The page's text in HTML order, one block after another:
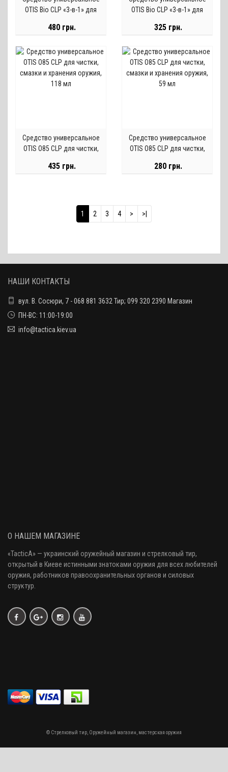
OTIS Bio CLP «3-в-1» для
оружия, 118 мл
480 грн.
OTIS Bio CLP «3-в-1» для
оружия, 59 мл
325 грн.
Средство универсальное
OTIS O85 CLP для чистки,
118 мл
435 грн.
Средство универсальное
OTIS O85 CLP для чистки,
59 мл
280 грн.
1 2 3 4 > >|
НАШИ КОНТАКТЫ
вул. В. Сосюри, 7 - 068 881 3632 Тир; 099 320 2390 Магазин
ПН-ВС: 11:00-19:00
info@tactica.kiev.ua
О НАШЕМ МАГАЗИНЕ
«TacticA» — украинский оружейный магазин и стрелковый тир,
открытый в Киеве истинными знатоками оружия для всех любителей
оружия, работников правоохранительных органов и силовых
структур.
© Стрелковый тир, Оружейный магазин, мастерская оружия